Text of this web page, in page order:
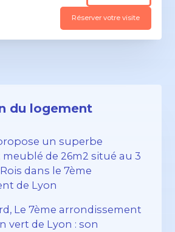
Réserver votre visite
du logement
un superbe
de 26m2 situé au 3
dans le 7ème
de Lyon
Le 7ème arrondissement
vert de Lyon : son